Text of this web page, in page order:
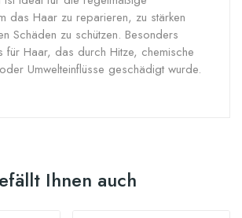
das Haar zu reparieren, zu stärken
Schäden zu schützen. Besonders
für Haar, das durch Hitze, chemische
Umwelteinflüsse geschädigt wurde.
Ihnen auch